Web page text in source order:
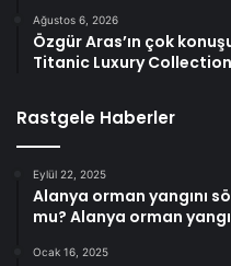
Ağustos 6, 2026
Özgür Aras’ın çok
Titanic Luxury
Rastgele Haberler
Eylül 22, 2025
Alanya orman yangını
mu? Alanya orman
Ocak 16, 2025